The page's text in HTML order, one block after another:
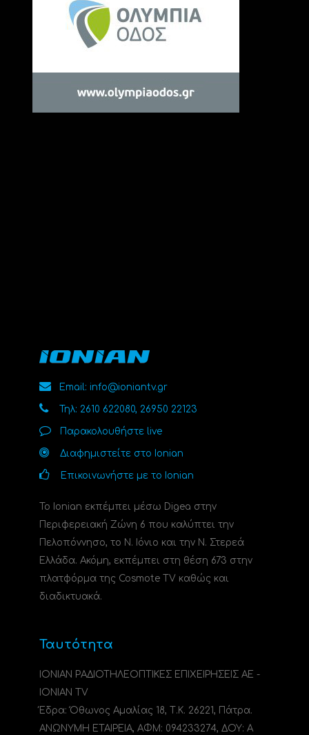
Email: info@ioniantv.gr
Τηλ: 2610 622080, 26950 22123
Παρακολουθήστε live
Διαφημιστείτε στο Ionian
Επικοινωνήστε με το Ionian
Το Ionian εκπέμπει μέσω Digea στην
Περιφερειακή Ζώνη 6 που καλύπτει την
Πελοπόννησο, το N. Ιόνιο και την Ν. Στερεά
Ελλάδα. Ακόμη, εκπέμπει στη θέση 673 στην
πλατφόρμα της Cosmote TV καθώς και
διαδικτυακά.
Ταυτότητα
ΙΟΝΙΑΝ ΡΑΔΙΟΤΗΛΕΟΠΤΙΚΕΣ ΕΠΙΧΕΙΡΗΣΕΙΣ ΑΕ -
IONIAN TV
Έδρα: Όθωνος Αμαλίας 18, Τ.Κ. 26221, Πάτρα.
ΑΝΩΝΥΜΗ ΕΤΑΙΡΕΙΑ, ΑΦΜ: 094233274, ΔΟΥ: A